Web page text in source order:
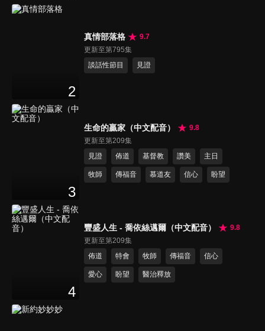
2
真情部落格
9.7
更新至第795集
談話性節目
見證
3
生命的贏家（中文配音）
9.8
更新至第209集
見證
佈道 基督教 讚美 主日
牧師 傳福音 慕道友 信心 盼望
4
豐盛人生 - 喬依絲邁爾（中文配音）
9.8
更新至第209集
佈道
特會 牧師 傳福音 信心
愛心 盼望 醫治釋放